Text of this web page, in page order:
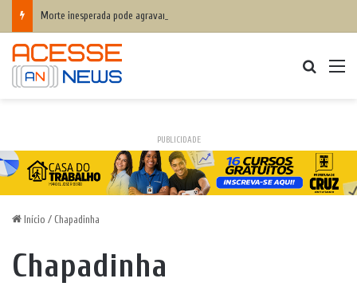
Morte inesperada pode agravar desequilíbrio financeiro das famílias
PUBLICIDADE
Início / Chapadinha
Chapadinha